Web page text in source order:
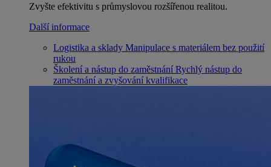
Zvyšte efektivitu s průmyslovou rozšířenou realitou.
Další informace
Logistika a sklady Manipulace s materiálem bez použití
rukou
Školení a nástup do zaměstnání Rychlý nástup do
zaměstnání a zvyšování kvalifikace